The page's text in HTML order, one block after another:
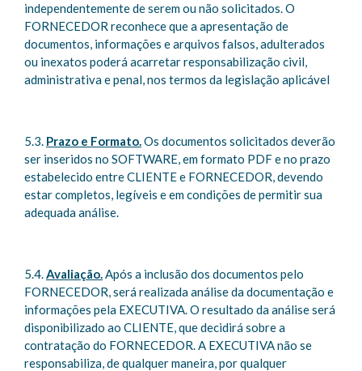
independentemente de serem ou não solicitados. O
FORNECEDOR reconhece que a apresentação de
documentos, informações e arquivos falsos, adulterados
ou inexatos poderá acarretar responsabilização civil,
administrativa e penal, nos termos da legislação aplicável
5.3. Prazo e Formato.Os documentos solicitados deverão
ser inseridos no SOFTWARE, em formato PDF e no prazo
estabelecido entre CLIENTE e FORNECEDOR, devendo
estar completos, legíveis e em condições de permitir sua
adequada análise.
5.4.Avaliação.Após a inclusão dos documentos pelo
FORNECEDOR, será realizada análise da documentação e
informações pela EXECUTIVA. O resultado da análise será
disponibilizado ao CLIENTE, que decidirá sobre a
contratação do FORNECEDOR. A EXECUTIVA não se
responsabiliza, de qualquer maneira, por qualquer